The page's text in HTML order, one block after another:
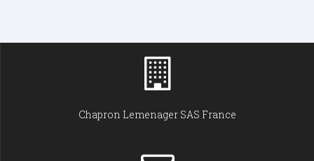
Chapron Lemenager SAS France